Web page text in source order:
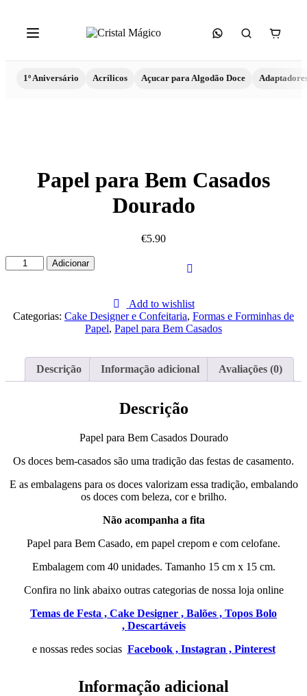
1º Aniversário Acrílicos Açucar para Algodão Doce
Papel para Bem Casados
Dourado
€5.90
Quantidade
de
Bem
Casados
Adicionar
Add to wishlist
Categorias: Cake Designer e Confeitaria, Formas e Forminhas de
Papel, Papel para Bem Casados
Descrição Informação adicional Avaliações (0)
Descrição
Papel para Bem Casados Dourado
Os doces bem-casados são uma tradição das festas de casamento.
E as embalagens para os doces valorizam essa tradição, embalando
os doces com beleza, cor e brilho.
Não acompanha a fita
Papel para Bem Casado, em papel crepom e com celofane.
Embalagem com 40 unidades. Tamanho 15 cm x 15 cm.
Confira no link abaixo outras categorias de nossa loja online
Temas de Festa , Cake Designer , Balões , Topos Bolo
, Descartáveis
e nossas redes socias Facebook , Instagran , Pinterest
Informação adicional